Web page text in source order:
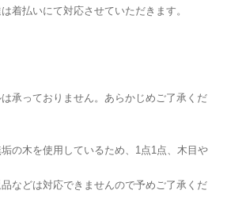
着払いにて対応させていただきます。
承っておりません。あらかじめご了承くだ
の木を使用しているため、1点1点、木目や
などは対応できませんので予めご了承くだ